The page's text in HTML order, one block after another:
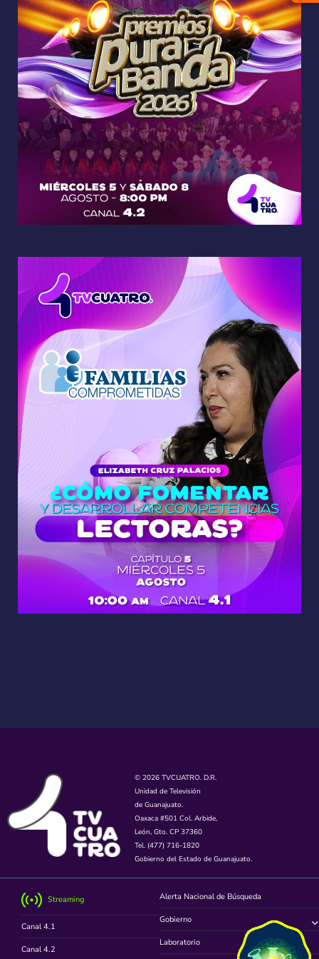
© 2026 TVCUATRO. D.R.
Unidad de Televisión
de Guanajuato.
Oaxaca #501 Col. Arbide,
León, Gto. CP 37360
Tel. (477) 716-1820
Gobierno del Estado de Guanajuato.
Streaming
Canal 4.1
Canal 4.2
Alerta Nacional de Búsqueda
Gobierno
Laboratorio